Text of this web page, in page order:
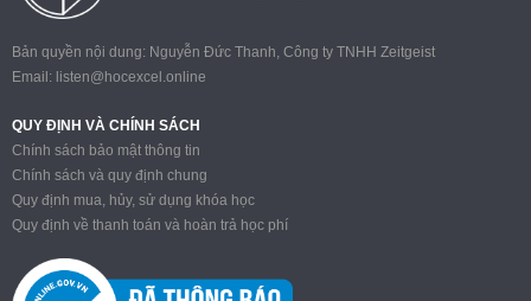
MOS
Power BI
Bản quyền nội dung: Nguyễn Đức Thanh, Công ty TNHH Zeitgeist
Email: listen@hocexcel.online
QUY ĐỊNH VÀ CHÍNH SÁCH
Chính sách bảo mật thông tin
Chính sách và quy định chung
Quy định mua, hủy, sử dụng khóa học
Quy định về thanh toán và hoàn trả học phí